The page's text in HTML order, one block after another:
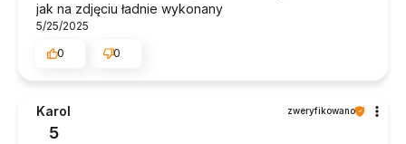
jak na zdjęciu ładnie wykonany
5/25/2025
0
0
Karol zweryfikowano
5